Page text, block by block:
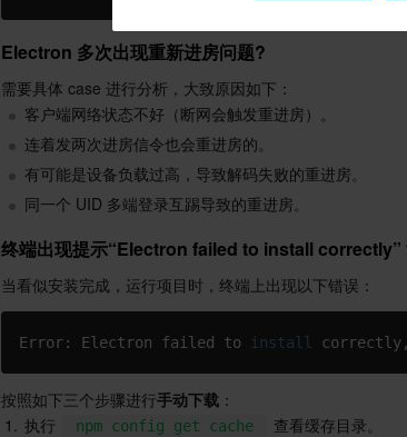
Electron 多次出现重新进房问题?
需要具体 case 进行分析，大致原因如下：
客户端网络状态不好（断网会触发重进房）。
连着发两次进房信令也会重进房的。
有可能是设备负载过高，导致解码失败的重进房。
同一个 UID 多端登录互踢导致的重进房。
终端出现提示“Electron failed to install correctly”
当看似安装完成，运行项目时，终端上出现以下错误：
Error: Electron failed to install correctly,
按照如下三个步骤进行手动下载 ：
1.
执行 npm config get cache
查看缓存目录。